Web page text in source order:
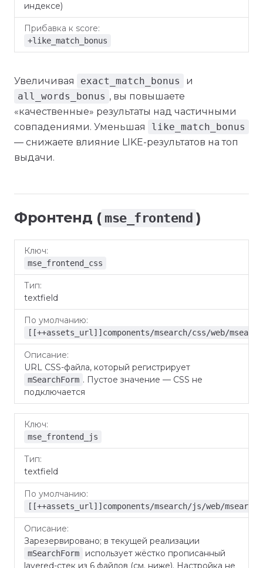
индексе)
+like_match_bonus
Увеличивая exact_match_bonus
и
all_words_bonus , вы повышаете
«качественные» результаты над частичными
совпадениями. Уменьшая
like_match_bonus
— снижаете влияние LIKE-результатов на топ
выдачи.
Фронтенд ( mse_frontend )
Ключ
mse_frontend_css
textfield
[[++assets_url]]components/msearch/css/web/
URL CSS-файла, который регистрирует
mSearchForm . Пустое значение — CSS не
подключается
mse_frontend_js
textfield
[[++assets_url]]components/msearch/js/web/
Зарезервировано; в текущей реализации
mSearchForm
использует жёстко прописанный
layered-стек из 6 файлов (см. ниже). Настройка не